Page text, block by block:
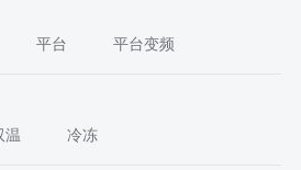
平台 平台变频
温 冷冻